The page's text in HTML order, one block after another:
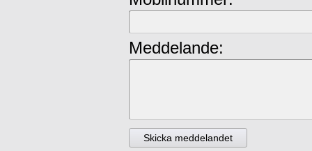
Meddelande: